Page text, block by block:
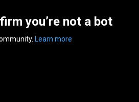
you’re not a bot
Learn more